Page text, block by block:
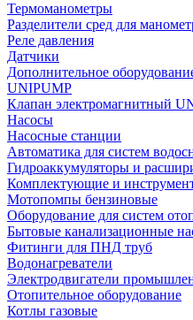
Термоманометры
Разделители сред для
Реле давления
Датчики
Дополнительное
UNIPUMP
Клапан электромагнитный
Насосы
Насосные станции
Автоматика для систем
Гидроаккумуляторы и
Комплектующие и
Мотопомпы бензиновые
Оборудование для систем
Бытовые канализационные
Фитинги для ПНД труб
Водонагреватели
Электродвигатели
Отопительное оборудование
Котлы газовые